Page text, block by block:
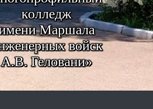
колледж
Маршала
войск
А.В. Геловани»